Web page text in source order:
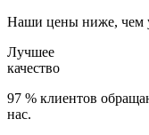
Наши цены ниже, чем
Лучшее
качество
97 % клиентов
нас.